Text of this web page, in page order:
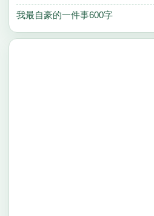
我最自豪的一件事600字